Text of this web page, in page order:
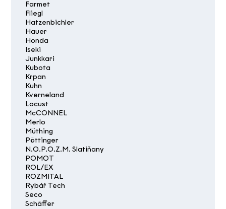
Farmet
Fliegl
Hatzenbichler
Hauer
Honda
Iseki
Junkkari
Kubota
Krpan
Kuhn
Kverneland
Locust
McCONNEL
Merlo
Müthing
Pöttinger
N.O.P.O.Z.M. Slatiňany
POMOT
ROL/EX
ROZMITAL
Rybář Tech
Seco
Schäffer